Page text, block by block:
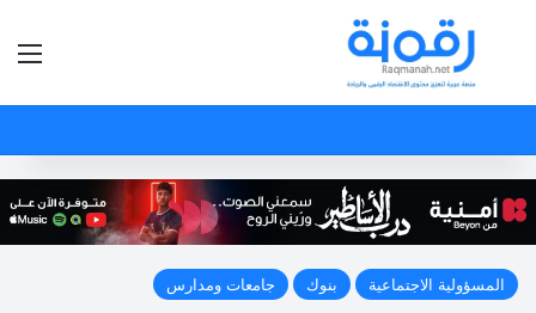
بحث عن
المسؤولية الاجتماعية بنوك جامعات ومدارس